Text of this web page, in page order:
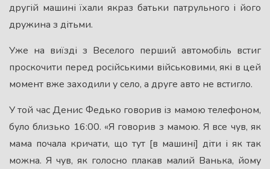
другій машині їхали якраз батьки патрульного і його
дружина з дітьми.
Уже на виїзді з Веселого перший автомобіль встиг
проскочити перед російськими військовими, які в цей
момент вже заходили у село, а друге авто не встигло.
У той час Денис Федько говорив із мамою телефоном,
було близько 16:00. «Я говорив з мамою. Я все чув, як
мама почала кричати, що тут [в машині] діти і як так
можна. Я чув, як голосно плакав малий Ванька, йому